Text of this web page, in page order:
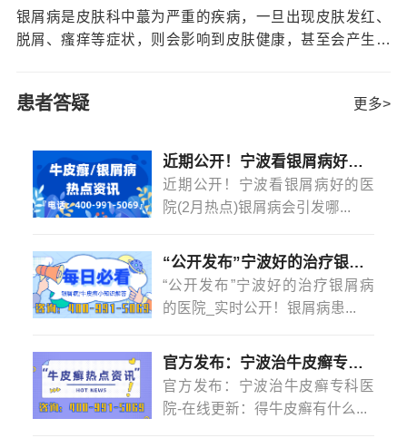
该多注意休息和合理的治疗，可以选择外用药膏的方法进
行涂抹，可以选择使用口服消炎药的方法来缓解病情，平
2、银屑病样皮炎的症状比较明显，或者还可能会引起
现了红色皮肤瘙痒的症状。
3、银屑病样皮炎的症状比较明显，对人的身心健康会
有很大的影响，也可能会导致严重的皮肤瘙痒的症状，可
涂抹药膏的方法来缓解病情。
注意事项：
银屑病样皮炎是比较严重的一种现象，对人的健康也
会产生严重的影响，所以应该及时进行治疗，可以选择使
病反复发作的危害。
银屑病皮炎用什么药膏
银屑病是皮肤病当中比较常见的一种，银屑病是皮肤
后注重疾病的治疗工作，采用以下方法治疗能够控制病情
的发展。1、药物治疗针对于轻症的皮炎湿疹，可采用外用
银屑病是皮肤科中蕞为严重的疾病，一旦出现皮肤发红、
脱屑、瘙痒等症状，则会影响到皮肤健康，甚至会产生抓
后注重疾病的治疗工作，采用以下方法治疗能够控制病情
药物进行治疗，比如皮肤维a酸软膏是常用的治疗药物，能
够改善皮炎湿疹患者的[详情]
患者答疑 更多>
近期公开！宁波看银屑病好的医院(2月热点)银屑病会引发哪些并发症？
近期公开！宁波看银屑病好的医
院(2月热点)银屑病会引发哪...
“公开发布”宁波好的治疗银屑病的医院_实时公开！银屑病患者能吃菠萝蜜吗？
“公开发布”宁波好的治疗银屑病
的医院_实时公开！银屑病患...
官方发布：宁波治牛皮癣专科医院-在线更新：得牛皮癣有什么忌口的吗？
官方发布：宁波治牛皮癣专科医
院-在线更新：得牛皮癣有什么...